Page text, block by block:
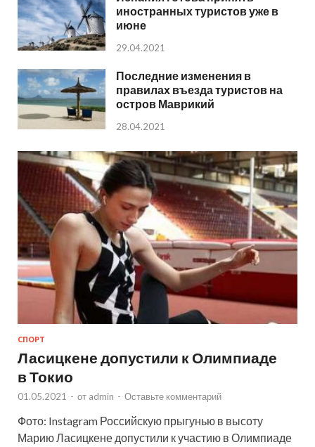
иностранных туристов уже в
июне
29.04.2021
Последние изменения в
правилах въезда туристов на
остров Маврикий
28.04.2021
СПОРТ
Ласицкене допустили к Олимпиаде
в Токио
01.05.2021 - от admin - Оставьте комментарий
Фото: Instagram Российскую прыгунью в высоту
Марию Ласицкене допустили к участию в Олимпиаде